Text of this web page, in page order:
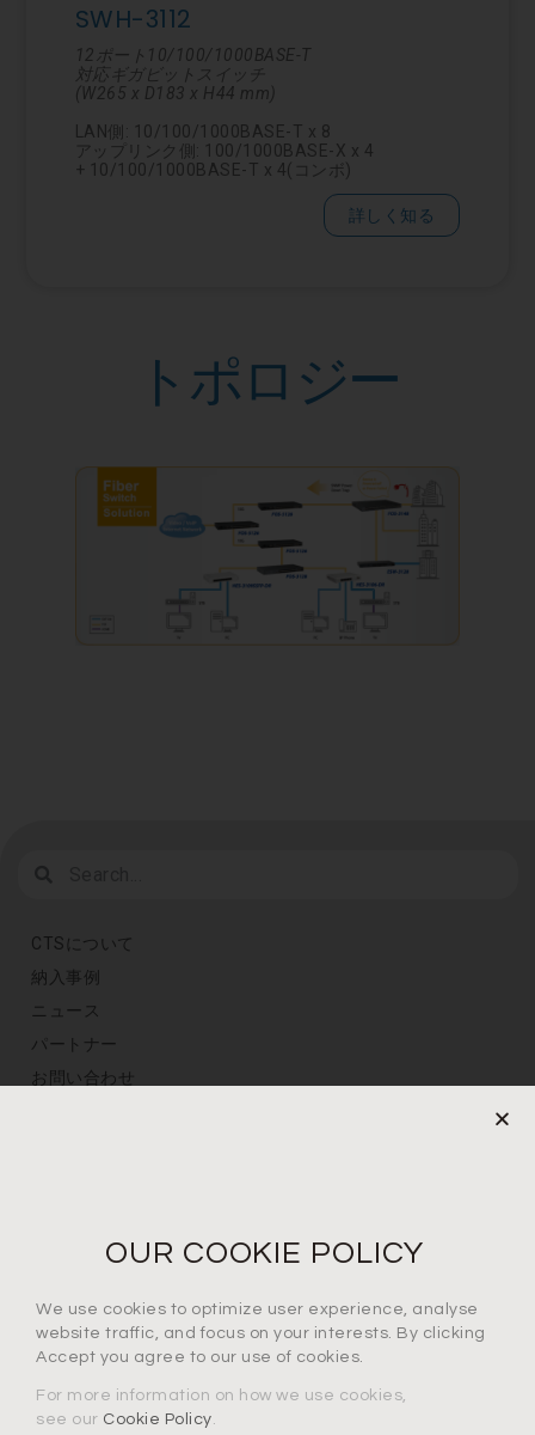
SWH-3112
12ポート10/100/1000BASE-T
対応ギガビットスイッチ
(W265 x D183 x H44 mm)
LAN側: 10/100/1000BASE-T x 8
アップリンク側: 100/1000BASE-X x 4
+ 10/100/1000BASE-T x 4(コンボ)
詳しく知る
トポロジー
CTSについて
納入事例
ニュース
パートナー
お問い合わせ
プライバシーポリシーに同意します*
OUR COOKIE POLICY
We use cookies to optimize user experience, analyse
website traffic, and focus on your interests. By clicking
Accept you agree to our use of cookies.
For more information on how we use cookies,
see our Cookie Policy